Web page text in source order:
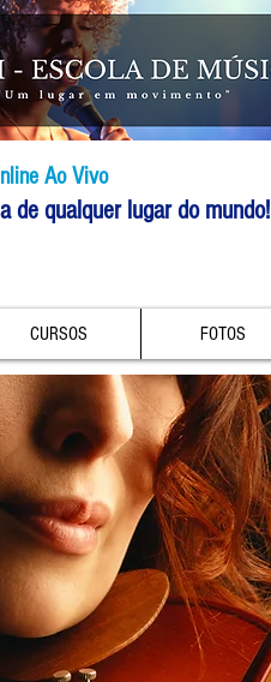
Ao Vivo
de qualquer lugar do mundo!
CURSOS FOTOS